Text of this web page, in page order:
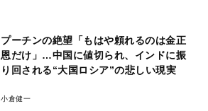
プーチンの絶望「もはや頼れるのは金正
恩だけ」…中国に値切られ、インドに振
り回される“大国ロシア”の悲しい現実
小倉健一